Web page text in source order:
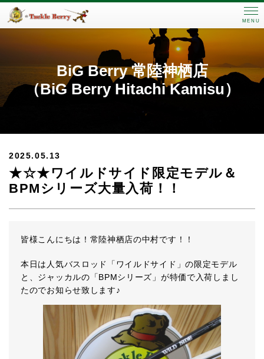
MENU
BiG Berry 常陸神栖店
（BiG Berry Hitachi Kamisu）
2025.05.13
★☆★ワイルドサイド限定モデル＆
BPMシリーズ大量入荷！！
皆様こんにちは！常陸神栖店の中村です！！
本日は人気バスロッド「ワイルドサイド」の限定モデル
と、ジャッカルの「BPMシリーズ」が特価で入荷しまし
たのでお知らせ致します♪